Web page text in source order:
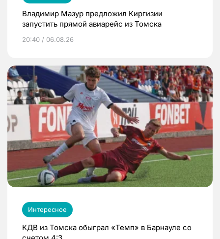
Владимир Мазур предложил Киргизии
запустить прямой авиарейс из Томска
20:40 / 06.08.26
Интересное
КДВ из Томска обыграл «Темп» в Барнауле со